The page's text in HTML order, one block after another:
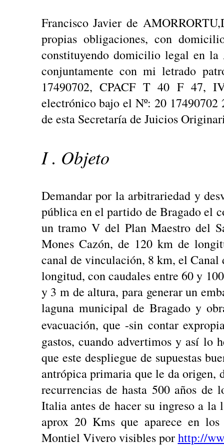
Francisco Javier de
propias obligaciones, con
constituyendo domicilio legal en la
conjuntamente con mi letrado
17490702, CPACF T 40 F 47,
electrónico bajo el Nº: 20 17490702
de esta Secretaría de Juicios
I . Objeto
Demandar por la arbitrariedad y
pública en el partido de Bragado el
un tramo V del Plan Maestro del
Mones Cazón, de 120 km de
canal de vinculación, 8 km, el
longitud, con caudales entre 60 y
y 3 m de altura, para generar un
laguna municipal de Bragado y
evacuación, que -sin contar
gastos, cuando advertimos y así lo
que este despliegue de supuestas
antrópica primaria que le da origen,
recurrencias de hasta 500 años de
Italia antes de hacer su ingreso a
aprox 20 Kms que aparece en
Montiel Vivero visibles porhttp://